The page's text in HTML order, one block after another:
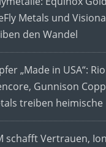
Metals und
den Wandel
„Made in USA“:
Gunnison
treiben
schafft Vertrauen,